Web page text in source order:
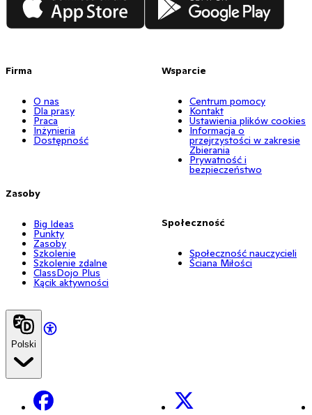
Firma
O nas
Dla prasy
Praca
Inżynieria
Dostępność
Zasoby
Big Ideas
Punkty
Zasoby
Szkolenie
Szkolenie zdalne
ClassDojo Plus
Kącik aktywności
Wsparcie
Centrum pomocy
Kontakt
Ustawienia plików cookies
Informacja o
przejrzystości w zakresie
Zbierania
Prywatność i
bezpieczeństwo
Społeczność
Społeczność nauczycieli
Ściana Miłości
Polski
Facebook X